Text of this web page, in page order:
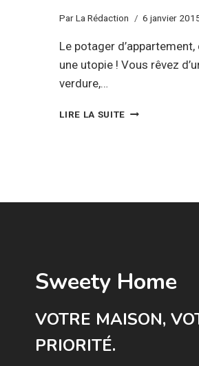
Par La Rédaction 6 janvier
Le potager d’appartement,
une utopie ! Vous rêvez
verdure,…
LIRE LA SUITE CULTIVER
Sweety Home
VOTRE MAISON,
PRIORITÉ.